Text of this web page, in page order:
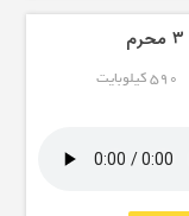
590 کیلوبایت